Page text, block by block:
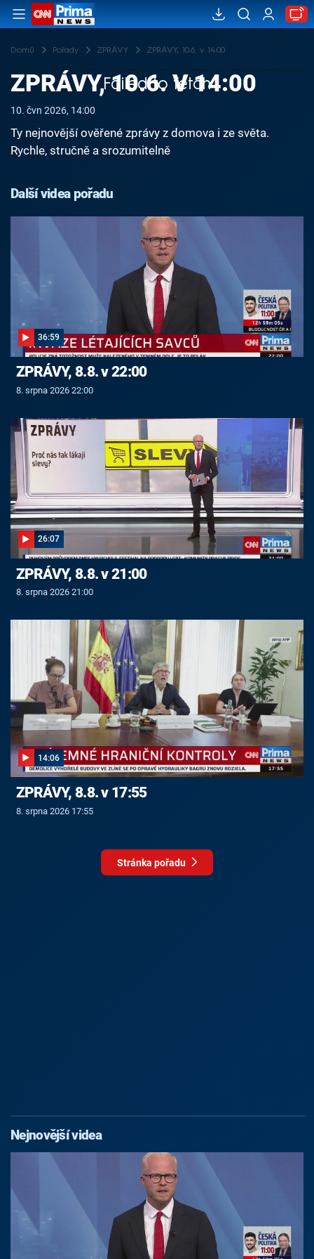
Domů Pořady ZPRÁVY ZPRÁVY, 10.6. v 14:00
Failed to fetch
ZPRÁVY, 10.6. V 14:00
10. čvn 2026, 14:00
Ty nejnovější ověřené zprávy z domova i ze světa.
Rychle, stručně a srozumitelně
Další videa pořadu
36:59
ZPRÁVY, 8.8. v 22:00
8. srpna 2026 22:00
26:07
ZPRÁVY, 8.8. v 21:00
8. srpna 2026 21:00
14:06
ZPRÁVY, 8.8. v 17:55
8. srpna 2026 17:55
Stránka pořadu
Nejnovější videa